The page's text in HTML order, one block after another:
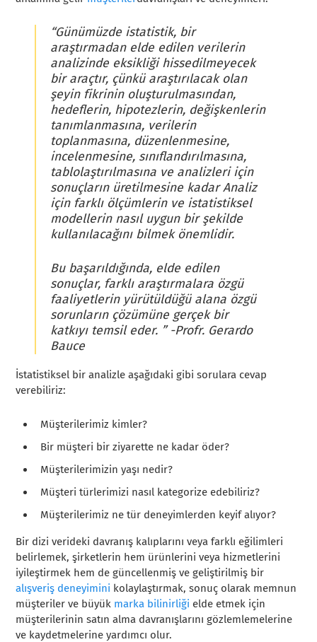
“Günümüzde istatistik, bir
araştırmadan elde edilen verilerin
analizinde eksikliği hissedilmeyecek
bir araçtır, çünkü araştırılacak olan
şeyin fikrinin oluşturulmasından,
hedeflerin, hipotezlerin, değişkenlerin
tanımlanmasına, verilerin
toplanmasına, düzenlenmesine,
incelenmesine, sınıflandırılmasına,
tablolaştırılmasına ve analizleri için
sonuçların üretilmesine kadarAnaliz
için farklı ölçümlerin ve istatistiksel
modellerin nasıl uygun bir şekilde
kullanılacağını bilmek önemlidir.
Bu başarıldığında, elde edilen
sonuçlar, farklı araştırmalara özgü
faaliyetlerin yürütüldüğü alana özgü
sorunların çözümüne gerçek bir
katkıyı temsil eder. ” -Profr. Gerardo
Bauce
İstatistiksel bir analizle aşağıdaki gibi sorulara cevap
verebiliriz:
Müşterilerimiz kimler?
Bir müşteri bir ziyarette ne kadar öder?
Müşterilerimizin yaşı nedir?
Müşteri türlerimizi nasıl kategorize edebiliriz?
Müşterilerimiz ne tür deneyimlerden keyif alıyor?
Bir dizi verideki davranış kalıplarını veya farklı eğilimleri
belirlemek, şirketlerin hem ürünlerini veya hizmetlerini
iyileştirmek hem de güncellenmiş ve geliştirilmiş bir
alışveriş deneyimini kolaylaştırmak, sonuç olarak memnun
müşteriler ve büyük marka bilinirliği elde etmek için
müşterilerinin satın alma davranışlarını gözlemlemelerine
ve kaydetmelerine yardımcı olur.